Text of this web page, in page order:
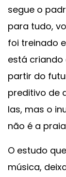
segue o
para tudo,
foi treinado
está criando
partir do
preditivo de
Ias, mas o
não é a
O estudo
música,